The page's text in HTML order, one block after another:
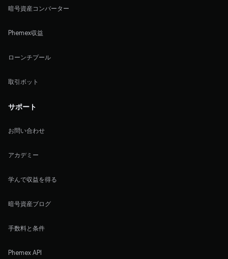
暗号資産コンバーター
Phemex収益
ローンチプール
取引ボット
サポート
お問い合わせ
アカデミー
学んで収益を得る
暗号資産ブログ
手数料と条件
Phemex API